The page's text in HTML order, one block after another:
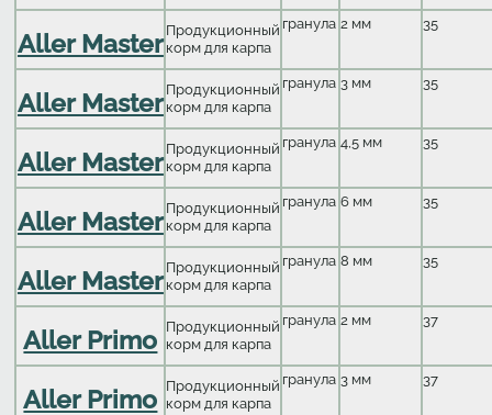
Aller MasterПродукционный
корм для карпа
гранула 2 мм 35
Aller MasterПродукционный
корм для карпа
гранула 3 мм 35
Aller MasterПродукционный
корм для карпа
гранула 4,5 мм 35
Aller MasterПродукционный
корм для карпа
гранула 6 мм 35
Aller MasterПродукционный
корм для карпа
гранула 8 мм 35
Aller Primo Продукционный
корм для карпа
гранула 2 мм 37
Aller Primo Продукционный
корм для карпа
гранула 3 мм 37